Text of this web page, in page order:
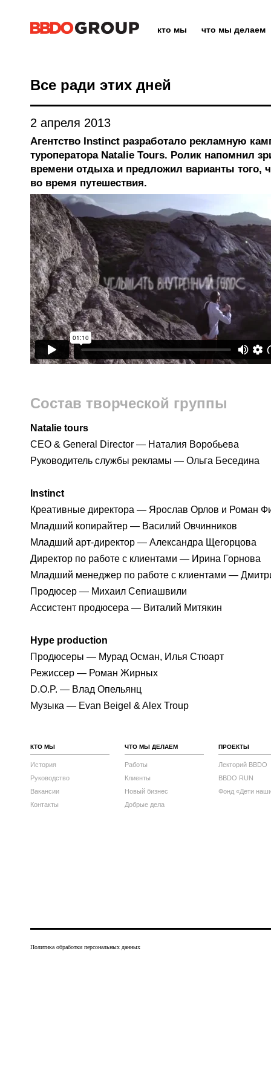
кто мы что мы делаем
Все ради этих дней
2 апреля 2013
Агентство Instinct разработало рекламную
туроператора Natalie Tours. Ролик напомнил
времени отдыха и предложил варианты того,
во время путешествия.
Состав творческой группы
Natalie tours
CEO & General Director — Наталия Воробьева
Руководитель службы рекламы — Ольга Беседина
Instinct
Креативные директора — Ярослав Орлов и Роман
Младший копирайтер — Василий Овчинников
Младший арт-директор — Александра Щегорцова
Директор по работе с клиентами — Ирина Горнова
Младший менеджер по работе с клиентами —
Продюсер — Михаил Сепиашвили
Ассистент продюсера — Виталий Митякин
Hype production
Продюсеры — Мурад Осман, Илья Стюарт
Режиссер — Роман Жирных
D.O.P. — Влад Опельянц
Музыка — Evan Beigel & Alex Troup
КТО МЫ
История
Руководство
Вакансии
Контакты
ЧТО МЫ ДЕЛАЕМ
Работы
Клиенты
Новый бизнес
Добрые дела
ПРОЕКТЫ
Лекторий BBDO
BBDO RUN
Фонд «Дети
Политика обработки персональных данных